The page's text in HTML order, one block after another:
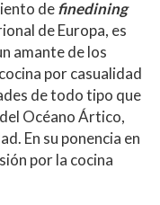
definedining
de Europa, es
amante de los
por casualidad
de todo tipo que
Océano Ártico,
En su ponencia en
por la cocina